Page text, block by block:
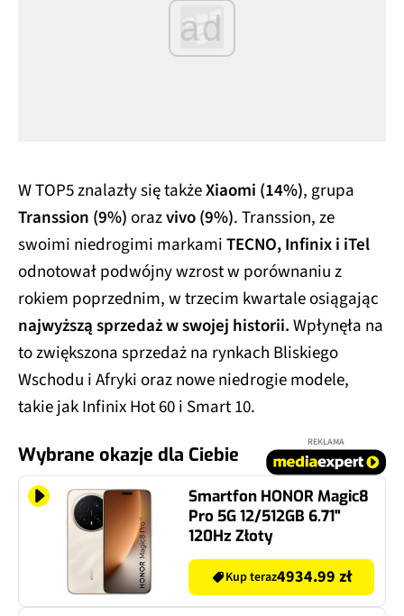
ad
W TOP5 znalazły się takżeXiaomi (14%), grupa
Transsion (9%)orazvivo (9%). Transsion, ze
swoimi niedrogimi markamiTECNO, Infinix i iTel
odnotował podwójny wzrost w porównaniu z
rokiem poprzednim, w trzecim kwartale osiągając
najwyższą sprzedaż w swojej historii.Wpłynęła na
to zwiększona sprzedaż na rynkach Bliskiego
Wschodu i Afryki oraz nowe niedrogie modele,
takie jak Infinix Hot 60 i Smart 10.
Wybrane okazje dla Ciebie
REKLAMA
Smartfon HONOR Magic8
Pro 5G 12/512GB 6.71"
120Hz Złoty
Kup teraz4934.99 zł